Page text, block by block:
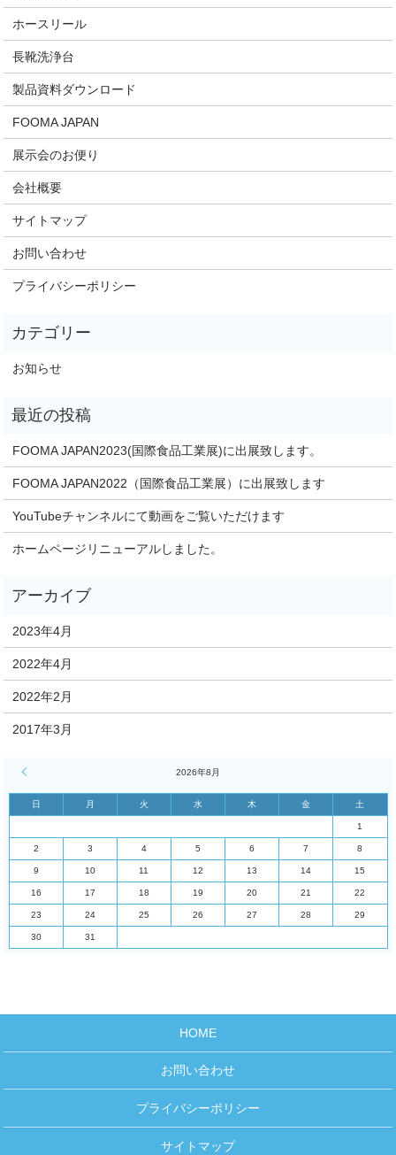
ホースリール
長靴洗浄台
製品資料ダウンロード
FOOMA JAPAN
展示会のお便り
会社概要
サイトマップ
お問い合わせ
プライバシーポリシー
お知らせ
FOOMA JAPAN2023(国際食品工業展)に出展致します。
FOOMA JAPAN2022（国際食品工業展）に出展致します
YouTubeチャンネルにて動画をご覧いただけます
ホームページリニューアルしました。
2023年4月
2022年4月
2022年2月
2017年3月
2026年8月
日 月 火 水 木 金 土
1
2 3 4 5 6 7 8
9 10 11 12 13 14 15
16 17 18 19 20 21 22
23 24 25 26 27 28 29
30 31
HOME
お問い合わせ
プライバシーポリシー
サイトマップ